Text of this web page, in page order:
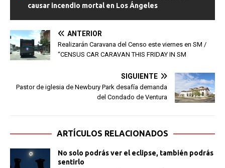
causar incendio mortal en Los Ángeles
ANTERIOR
Realizarán Caravana del Censo este viernes en SM /
“CENSUS CAR CARAVAN THIS FRIDAY IN SM
SIGUIENTE
Pastor de iglesia de Newbury Park desafía demanda
del Condado de Ventura
ARTÍCULOS RELACIONADOS
No solo podrás ver el eclipse, también podrás
sentirlo